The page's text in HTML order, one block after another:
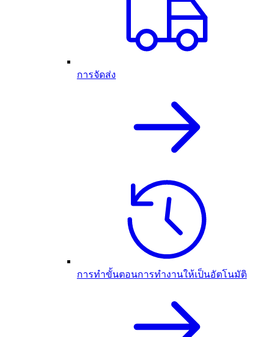
การจัดส่ง
การทำขั้นตอนการทำงานให้เป็นอัตโนมัติ